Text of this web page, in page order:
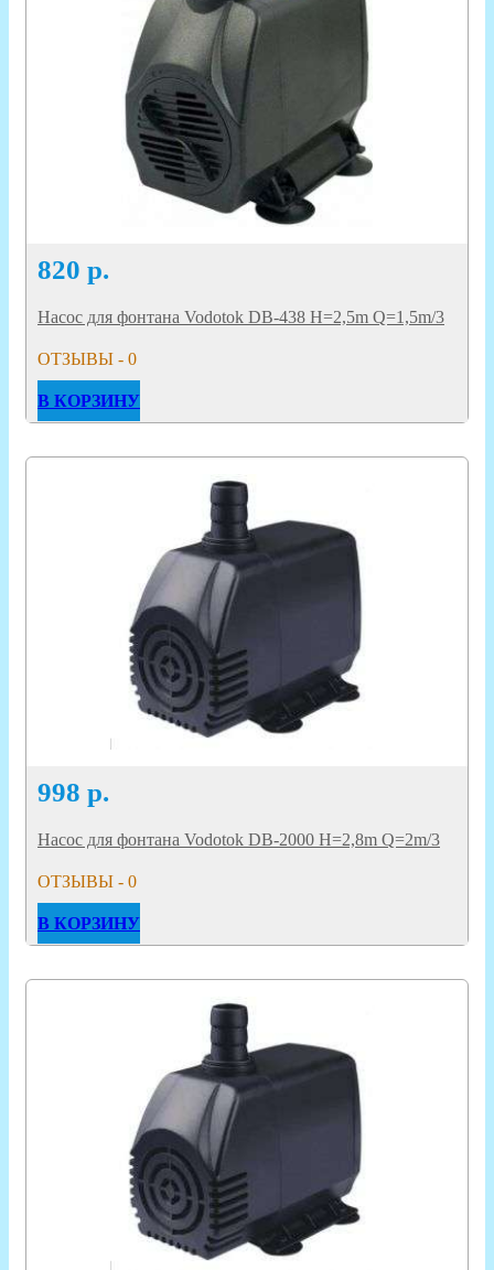
820 р.
Насос для фонтана Vodotok DB-438 H=2,5m Q=1,5m/3
ОТЗЫВЫ - 0
В КОРЗИНУ
998 р.
Насос для фонтана Vodotok DB-2000 H=2,8m Q=2m/3
ОТЗЫВЫ - 0
В КОРЗИНУ